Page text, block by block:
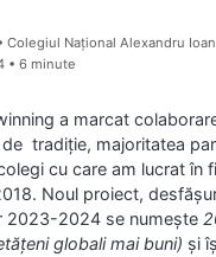
Colegiul Național Alexandru
• 6 minute
a marcat
tradiție, majoritatea
cu care am lucrat în
Noul proiect,
2023-2024 se numește
globali mai buni) și